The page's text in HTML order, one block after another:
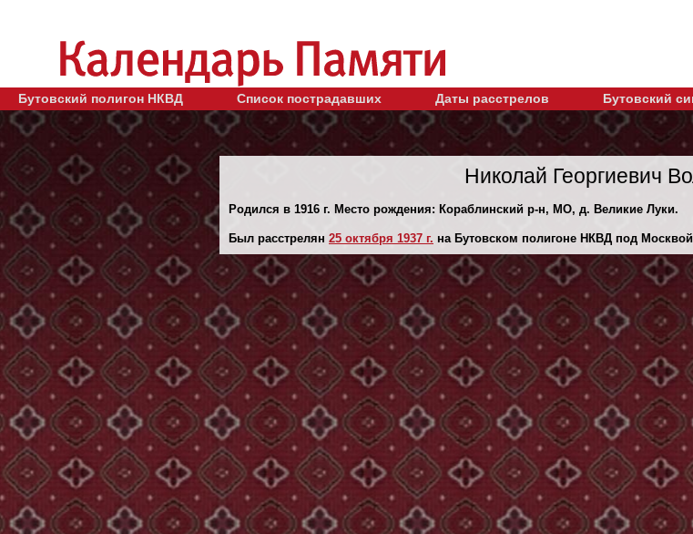
Бутовский полигон НКВД Список пострадавших Даты расстрелов Бутовский
Николай Георгиевич
Родился в 1916 г. Место рождения: Кораблинский р-н, МО, д. Великие Луки.
Был расстрелян 25 октября 1937 г. на Бутовском полигоне НКВД под